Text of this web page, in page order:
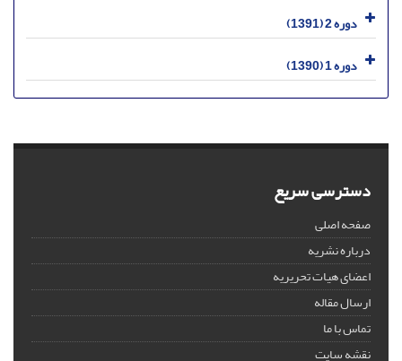
دوره 2 (1391)
دوره 1 (1390)
دسترسی سریع
صفحه اصلی
درباره نشریه
اعضای هیات تحریریه
ارسال مقاله
تماس با ما
نقشه سایت